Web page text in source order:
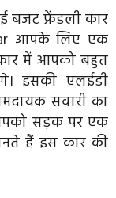
बजट फ्रेंडली कार
आपके लिए एक
में आपको बहुत
इसकी एलईडी
सवारी का
सड़क पर एक
हैं इस कार की